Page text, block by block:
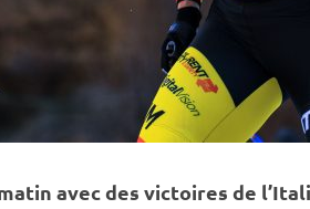
avec des victoires de